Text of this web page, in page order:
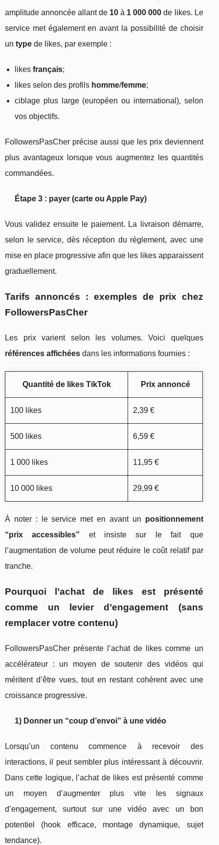
amplitude annoncée allant de 10 à 1 000 000 de likes. Le
service met également en avant la possibilité de choisir
un type de likes, par exemple :
likes français;
likes selon des profils homme/femme;
ciblage plus large (européen ou international), selon
vos objectifs.
FollowersPasCher précise aussi que les prix deviennent
plus avantageux lorsque vous augmentez les quantités
commandées.
Étape 3 : payer (carte ou Apple Pay)
Vous validez ensuite le paiement. La livraison démarre,
selon le service, dès réception du règlement, avec une
mise en place progressive afin que les likes apparaissent
graduellement.
Tarifs annoncés : exemples de prix chez
FollowersPasCher
Les prix varient selon les volumes. Voici quelques
références affichées dans les informations fournies :
Quantité de likes TikTok Prix annoncé
100 likes 2,39 €
500 likes 6,59 €
1 000 likes 11,95 €
10 000 likes 29,99 €
À noter : le service met en avant un positionnement
“prix accessibles” et insiste sur le fait que
l’augmentation de volume peut réduire le coût relatif par
tranche.
Pourquoi l’achat de likes est présenté
comme un levier d’engagement (sans
remplacer votre contenu)
FollowersPasCher présente l’achat de likes comme un
accélérateur : un moyen de soutenir des vidéos qui
méritent d’être vues, tout en restant cohérent avec une
croissance progressive.
1) Donner un “coup d’envoi” à une vidéo
Lorsqu’un contenu commence à recevoir des
interactions, il peut sembler plus intéressant à découvrir.
Dans cette logique, l’achat de likes est présenté comme
un moyen d’augmenter plus vite les signaux
d’engagement, surtout sur une vidéo avec un bon
potentiel (hook efficace, montage dynamique, sujet
tendance).